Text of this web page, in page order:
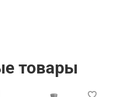
товары